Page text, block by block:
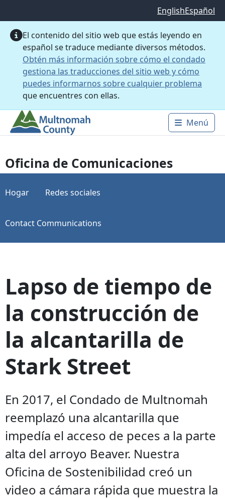
EnglishEspañol
El contenido del sitio web que estás leyendo en
español se traduce mediante diversos métodos.
Obtén más información sobre cómo el condado
gestiona las traducciones del sitio web y cómo
puedes informarnos sobre cualquier problema
que encuentres con ellas.
Main
Menú
Oficina de Comunicaciones
Hogar Redes sociales
Contact Communications
Lapso de tiempo de
la construcción de
la alcantarilla de
Stark Street
En 2017, el Condado de Multnomah
reemplazó una alcantarilla que
impedía el acceso de peces a la parte
alta del arroyo Beaver. Nuestra
Oficina de Sostenibilidad creó un
video a cámara rápida que muestra la